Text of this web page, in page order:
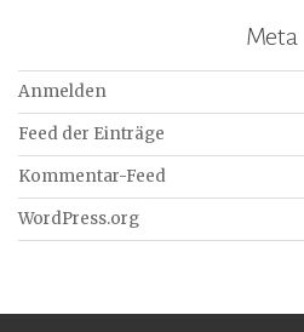
Meta
Anmelden
Feed der Einträge
Kommentar-Feed
WordPress.org